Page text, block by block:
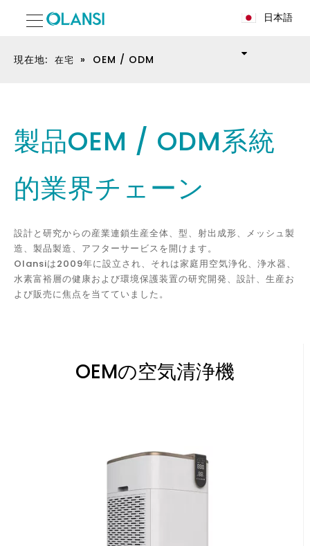
日本語
現在地: 在宅 » OEM / ODM
製品OEM / ODM系統
的業界チェーン
設計と研究からの産業連鎖生産全体、型、射出成形、メッシュ製
造、製品製造、アフターサービスを開けます。
Olansiは2009年に設立され、それは家庭用空気浄化、浄水器、
水素富裕層の健康および環境保護装置の研究開発、設計、生産お
よび販売に焦点を当てていました。
OEMの空気清浄機